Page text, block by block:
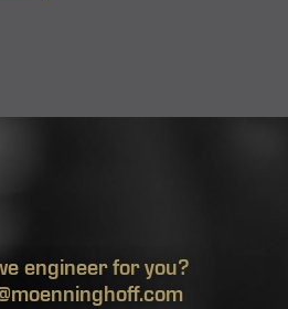
engineer for you?